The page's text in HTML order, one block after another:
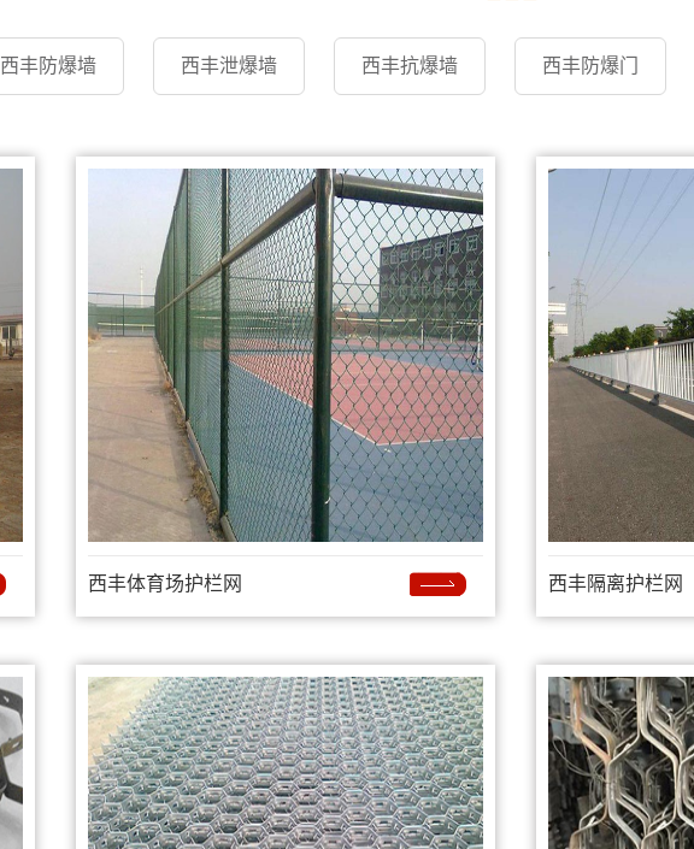
西丰防爆墙 西丰泄爆墙 西丰抗爆墙 西丰防爆门
西丰体育场护栏网 西丰隔离护栏网